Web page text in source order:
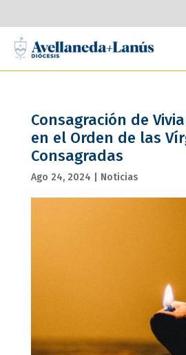
Consagración de
en el Orden de las
Consagradas
Ago 24, 2024 Noticias